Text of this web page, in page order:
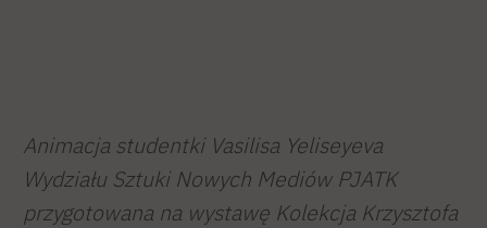
Animacja studentki Vasilisa Yeliseyeva
Wydziału Sztuki Nowych Mediów PJATK
przygotowana na wystawę Kolekcja Krzysztofa